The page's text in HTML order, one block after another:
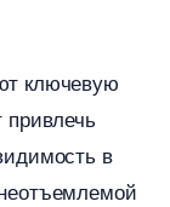
ключевую